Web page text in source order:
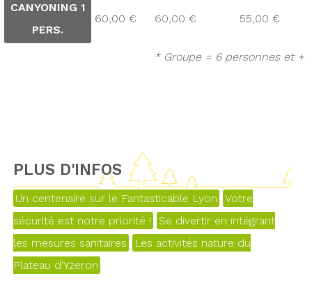
CANYONING 1
PERS.
60,00 € 60,00 € 55,00 €
* Groupe = 6 personnes et +
PLUS D'INFOS
Un centenaire sur le Fantasticable Lyon
Votre
sécurité est notre priorité !
Se divertir en intégrant
les mesures sanitaires
Les activités nature du
Plateau d'Yzeron